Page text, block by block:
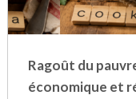
Ragoût du
économique et